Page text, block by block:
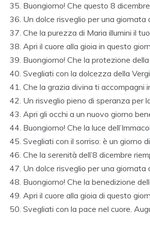
Buongiorno! Che questo 8
Un dolce risveglio per una giornata
Che la purezza di Maria illumini il
Apri il cuore alla gioia in questo
Buongiorno! Che la protezione
Svegliati con la dolcezza della
Che la grazia divina ti accompagni
Un risveglio pieno di speranza per
Apri gli occhi a un nuovo giorno
Buongiorno! Che la luce
Svegliati con il sorriso: è un giorno
Che la serenità dell’8 dicembre
Un dolce risveglio per una giornata
Buongiorno! Che la benedizione
Apri il cuore alla gioia di questo
Svegliati con la pace nel cuore.